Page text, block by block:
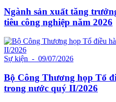
Ngành sản xuất tăng
tiêu công nghiệp năm 2026
Sự kiện - 09/07/2026
Bộ Công Thương họp Tổ
trong nước quý II/2026